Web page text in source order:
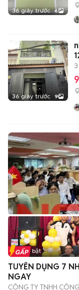
36 giây trước 6
36 giây trước 9
Tin nổi bật
TUYỂN DỤNG 7
NGAY
CÔNG TY TNHH